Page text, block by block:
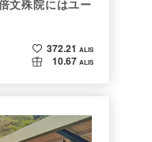
文殊院にはユー
372.21 ALIS
10.67 ALIS